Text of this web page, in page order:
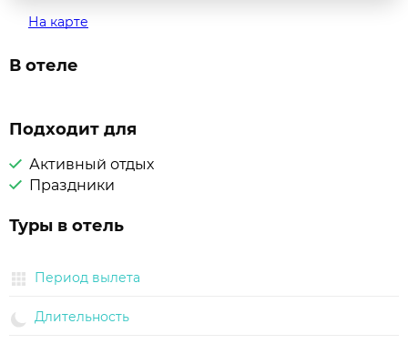
На карте
В отеле
Подходит для
Активный отдых
Праздники
Туры в отель
Период вылета
Длительность